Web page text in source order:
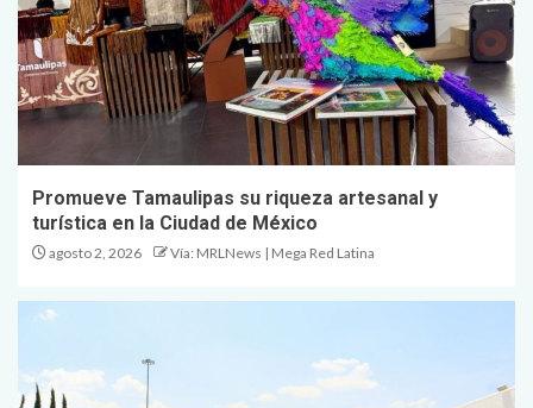
Promueve Tamaulipas su riqueza artesanal y
turística en la Ciudad de México
agosto 2, 2026 Vía: MRLNews | Mega Red Latina